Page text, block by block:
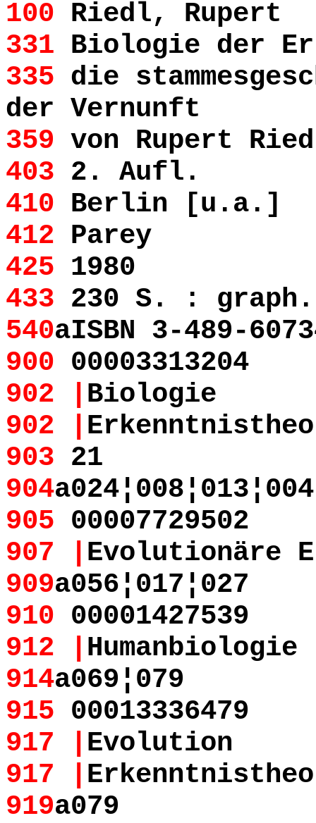
100 Riedl, Rupert
331 Biologie der
335 die
der Vernunft
359 von Rupert
403 2. Aufl.
410 Berlin [u.a.]
412 Parey
425 1980
433 230 S. :
540aISBN 3-489-
900 00003313204
902 | Biologie
902 |
903 21
904
905 00007729502
907 | Evolutionäre
909a056¦017¦027
910 00001427539
912 | Humanbiologie
914a069¦079
915 00013336479
917 | Evolution
917 |
919a079